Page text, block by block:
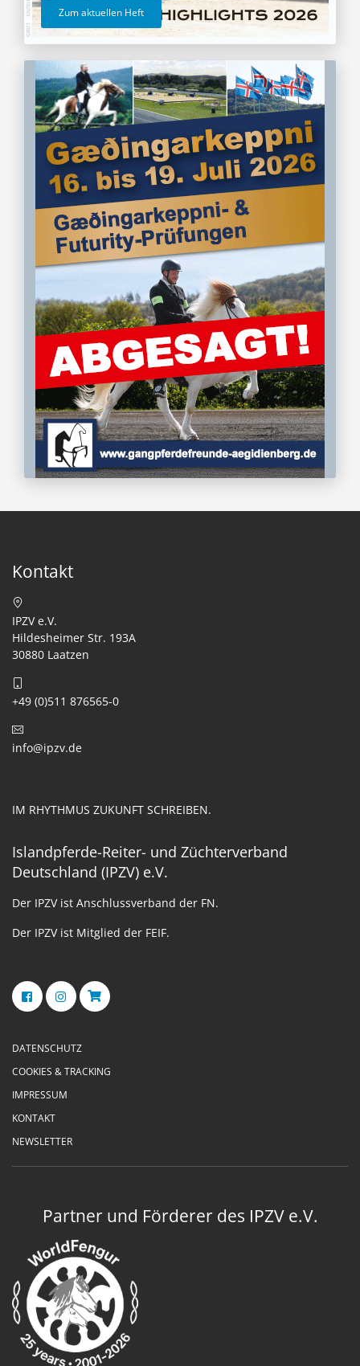
Zum aktuellen Heft
Kontakt
IPZV e.V.
Hildesheimer Str. 193A
30880 Laatzen
+49 (0)511 876565-0
info@ipzv.de
IM RHYTHMUS ZUKUNFT SCHREIBEN.
Islandpferde-Reiter- und Züchterverband
Deutschland (IPZV) e.V.
Der IPZV ist Anschlussverband der FN.
Der IPZV ist Mitglied der FEIF.
DATENSCHUTZ
COOKIES & TRACKING
IMPRESSUM
KONTAKT
NEWSLETTER
Partner und Förderer des IPZV e.V.